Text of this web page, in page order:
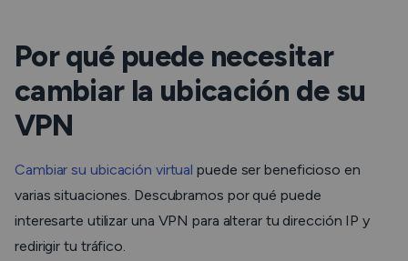
Por qué puede necesitar
cambiar la ubicación de su
VPN
Cambiar su ubicación virtual puede ser beneficioso en
varias situaciones. Descubramos por qué puede
interesarte utilizar una VPN para alterar tu dirección IP y
redirigir tu tráfico.